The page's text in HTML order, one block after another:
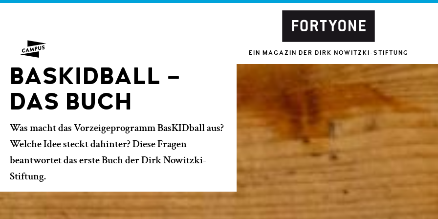
EIN MAGAZIN DER DIRK NOWITZKI-STIFTUNG
BASKIDBALL –
DAS BUCH
Was macht das Vorzeigeprogramm BasKIDball aus?
Welche Idee steckt dahinter? Diese Fragen
beantwortet das erste Buch der Dirk Nowitzki-
Stiftung.